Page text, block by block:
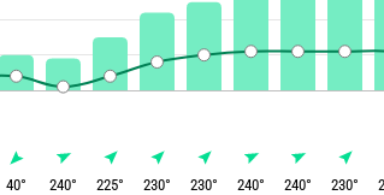
40° 240° 225° 230° 230° 240° 240° 230°